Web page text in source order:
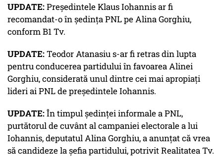
UPDATE:Președintele Klaus Iohannis ar fi
recomandat-o în ședința PNL pe Alina Gorghiu,
conform B1 Tv.
UPDATE:Teodor Atanasiu s-ar fi retras din lupta
pentru conducerea partidului în favoarea Alinei
Gorghiu, considerată unul dintre cei mai apropiați
lideri ai PNL de președintele Iohannis.
UPDATE:În timpul ședinței informale a PNL,
purtătorul de cuvânt al campaniei electorale a lui
Iohannis, deputatul Alina Gorghiu, a anunțat că vrea
să candideze la șefia partidului, potrivit Realitatea Tv.